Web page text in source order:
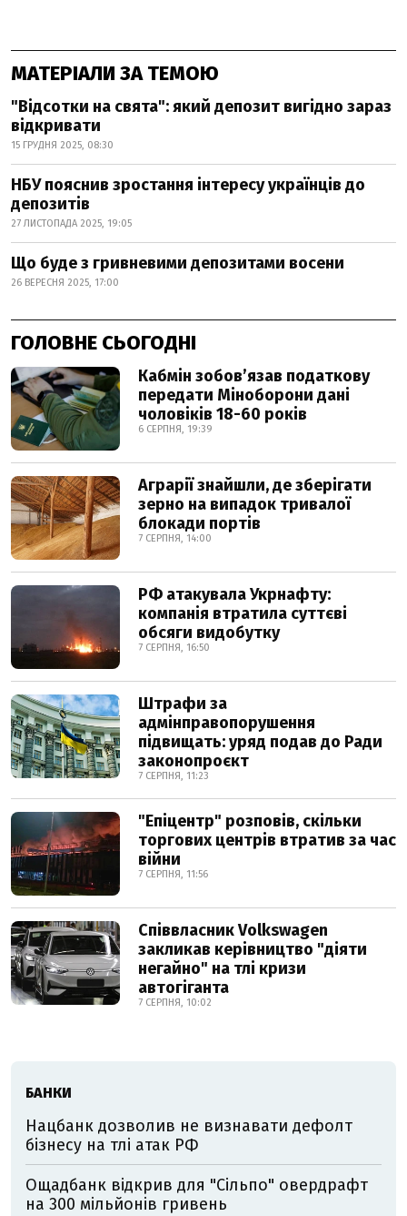
МАТЕРІАЛИ ЗА ТЕМОЮ
"Відсотки на свята": який депозит вигідно зараз
відкривати
15 ГРУДНЯ 2025, 08:30
НБУ пояснив зростання інтересу українців до
депозитів
27 ЛИСТОПАДА 2025, 19:05
Що буде з гривневими депозитами восени
26 ВЕРЕСНЯ 2025, 17:00
ГОЛОВНЕ СЬОГОДНІ
Кабмін зобовʼязав податкову
передати Міноборони дані
чоловіків 18-60 років
6 СЕРПНЯ, 19:39
Аграрії знайшли, де зберігати
зерно на випадок тривалої
блокади портів
7 СЕРПНЯ, 14:00
РФ атакувала Укрнафту:
компанія втратила суттєві
обсяги видобутку
7 СЕРПНЯ, 16:50
Штрафи за
адмінправопорушення
підвищать: уряд подав до Ради
законопроєкт
7 СЕРПНЯ, 11:23
"Епіцентр" розповів, скільки
торгових центрів втратив за час
війни
7 СЕРПНЯ, 11:56
Співвласник Volkswagen
закликав керівництво "діяти
негайно" на тлі кризи
автогіганта
7 СЕРПНЯ, 10:02
БАНКИ
Нацбанк дозволив не визнавати дефолт
бізнесу на тлі атак РФ
Ощадбанк відкрив для "Сільпо" овердрафт
на 300 мільйонів гривень